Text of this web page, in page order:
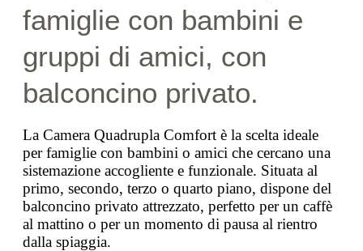
famiglie con bambini e
gruppi di amici, con
balconcino privato.
La Camera Quadrupla Comfort è la scelta ideale
per famiglie con bambini o amici che cercano una
sistemazione accogliente e funzionale. Situata al
primo, secondo, terzo o quarto piano, dispone del
balconcino privato attrezzato, perfetto per un caffè
al mattino o per un momento di pausa al rientro
dalla spiaggia.